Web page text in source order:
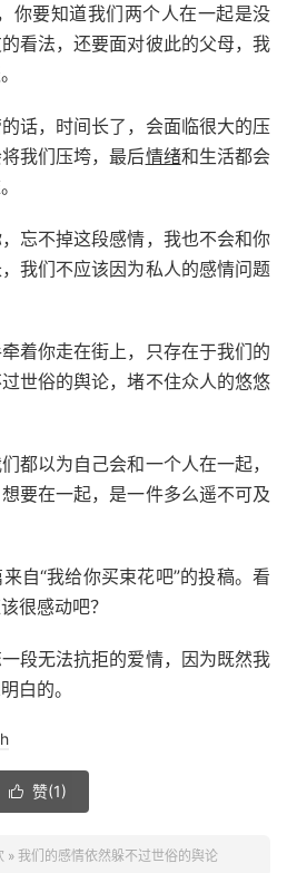
你要知道我们两个人在一起是没
看法，还要面对彼此的父母，我
话，时间长了，会面临很大的压
我们压垮，最后情绪和生活都会
忘不掉这段感情，我也不会和你
我们不应该因为私人的感情问题
着你走在街上，只存在于我们的
世俗的舆论，堵不住众人的悠悠
都以为自己会和一个人在一起，
要在一起，是一件多么遥不可及
自“我给你买束花吧”的投稿。看
很感动吧？
段无法抗拒的爱情，因为既然我
白的。
 赞(1)
» 我们的感情依然躲不过世俗的舆论